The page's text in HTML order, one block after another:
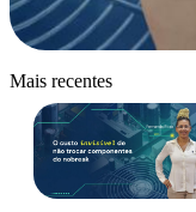
Mais recentes